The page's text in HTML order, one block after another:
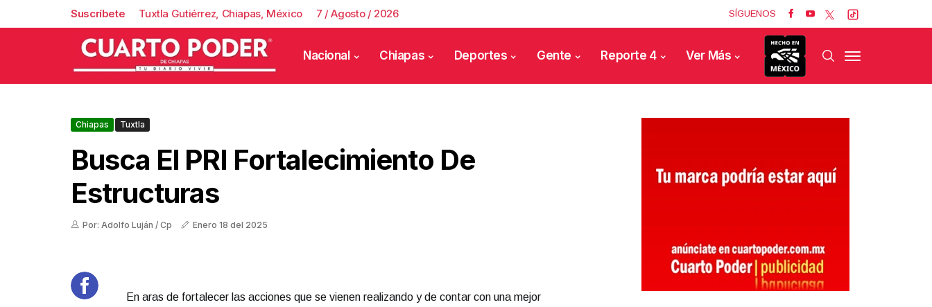
Suscríbete Tuxtla Gutiérrez, Chiapas, México 7 / Agosto / 2026 SÍGUENOS
Nacional Chiapas Deportes Gente Reporte 4 Ver Más
Chiapas Tuxtla
Busca El PRI Fortalecimiento De
Estructuras
Por: Adolfo Luján / Cp Enero 18 del 2025
En aras de fortalecer las acciones que se vienen realizando y de contar con una mejor